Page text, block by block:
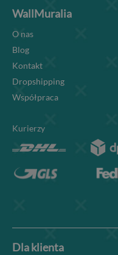
WallMuralia
O nas
Blog
Kontakt
Dropshipping
Współpraca
Kurierzy
Dla klienta